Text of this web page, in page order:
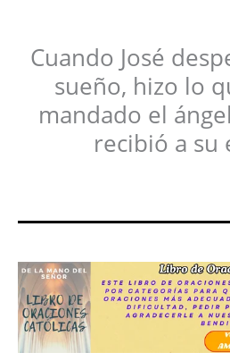
Cuando José
sueño, hizo lo
mandado el
recibió a su